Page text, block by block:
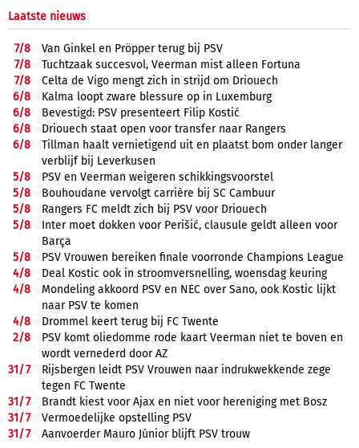
Laatste nieuws
7/8
Van Ginkel en Pröpper terug bij PSV
7/8
Tuchtzaak succesvol, Veerman mist alleen Fortuna
7/8
Celta de Vigo mengt zich in strijd om Driouech
6/8
Kalma loopt zware blessure op in Luxemburg
6/8
Bevestigd: PSV presenteert Filip Kostić
6/8
Driouech staat open voor transfer naar Rangers
6/8
Tillman haalt vernietigend uit en plaatst bom onder langer
verblijf bij Leverkusen
5/8
PSV en Veerman weigeren schikkingsvoorstel
5/8
Bouhoudane vervolgt carrière bij SC Cambuur
5/8
Rangers FC meldt zich bij PSV voor Driouech
5/8
Inter moet dokken voor Perišić, clausule geldt alleen voor
Barça
5/8
PSV Vrouwen bereiken finale voorronde Champions League
4/8
Deal Kostic ook in stroomversnelling, woensdag keuring
4/8
Mondeling akkoord PSV en NEC over Sano, ook Kostic lijkt
naar PSV te komen
4/8
Drommel keert terug bij FC Twente
2/8
PSV komt oliedomme rode kaart Veerman niet te boven en
wordt vernederd door AZ
31/7
Rijsbergen leidt PSV Vrouwen naar indrukwekkende zege
tegen FC Twente
31/7
Brandt kiest voor Ajax en niet voor hereniging met Bosz
31/7
Vermoedelijke opstelling PSV
31/7 Aanvoerder Mauro Júnior blijft PSV trouw